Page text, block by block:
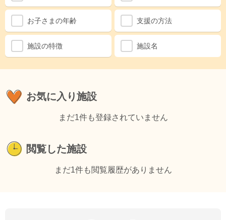
1
お子さまの年齢 支援の方法
施設の特徴 施設名
お気に入り施設
まだ1件も登録されていません
閲覧した施設
まだ1件も閲覧履歴がありません